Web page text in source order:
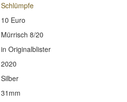
Schlümpfe
10 Euro
Mürrisch 8/20
in Originalblister
2020
Silber
31mm